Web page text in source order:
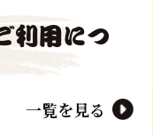
利用につ
一覧を見る